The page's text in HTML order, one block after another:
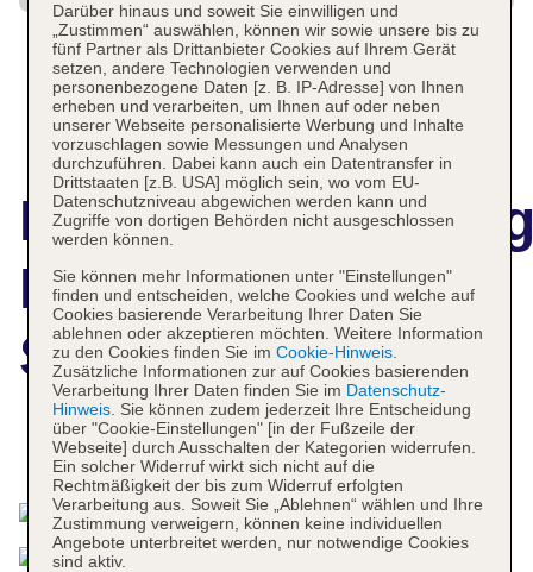
Hotel President
Sarajevo
Das bietet Ihre Unterkunft
Darüber hinaus und soweit Sie einwilligen und
„Zustimmen“ auswählen, können wir sowie unsere bis zu
fünf Partner als Drittanbieter Cookies auf Ihrem Gerät
setzen, andere Technologien verwenden und
personenbezogene Daten [z. B. IP-Adresse] von Ihnen
erheben und verarbeiten, um Ihnen auf oder neben
unserer Webseite personalisierte Werbung und Inhalte
vorzuschlagen sowie Messungen und Analysen
durchzuführen. Dabei kann auch ein Datentransfer in
Drittstaaten [z.B. USA] möglich sein, wo vom EU-
Datenschutzniveau abgewichen werden kann und
Zugriffe von dortigen Behörden nicht ausgeschlossen
werden können.
Sie können mehr Informationen unter "Einstellungen"
finden und entscheiden, welche Cookies und welche auf
Cookies basierende Verarbeitung Ihrer Daten Sie
ablehnen oder akzeptieren möchten. Weitere Information
zu den Cookies finden Sie im Cookie-Hinweis.
Zusätzliche Informationen zur auf Cookies basierenden
Verarbeitung Ihrer Daten finden Sie im Datenschutz-
Hinweis. Sie können zudem jederzeit Ihre Entscheidung
über "Cookie-Einstellungen" [in der Fußzeile der
Webseite] durch Ausschalten der Kategorien widerrufen.
Ein solcher Widerruf wirkt sich nicht auf die
Rechtmäßigkeit der bis zum Widerruf erfolgten
Verarbeitung aus. Soweit Sie „Ablehnen“ wählen und Ihre
Zustimmung verweigern, können keine individuellen
Angebote unterbreitet werden, nur notwendige Cookies
sind aktiv.